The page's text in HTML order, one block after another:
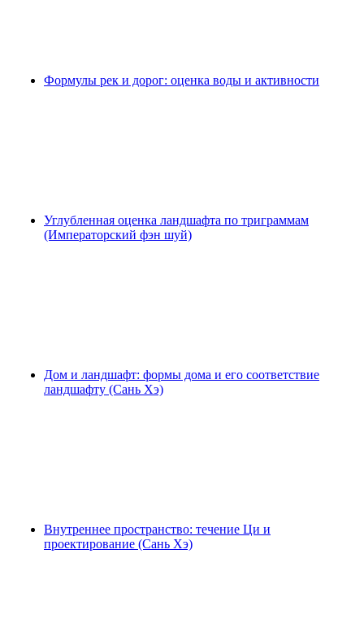
Формулы рек и дорог: оценка воды и активности
Углубленная оценка ландшафта по триграммам
(Императорский фэн шуй)
Дом и ландшафт: формы дома и его соответствие
ландшафту (Сань Хэ)
Внутреннее пространство: течение Ци и
проектирование (Сань Хэ)